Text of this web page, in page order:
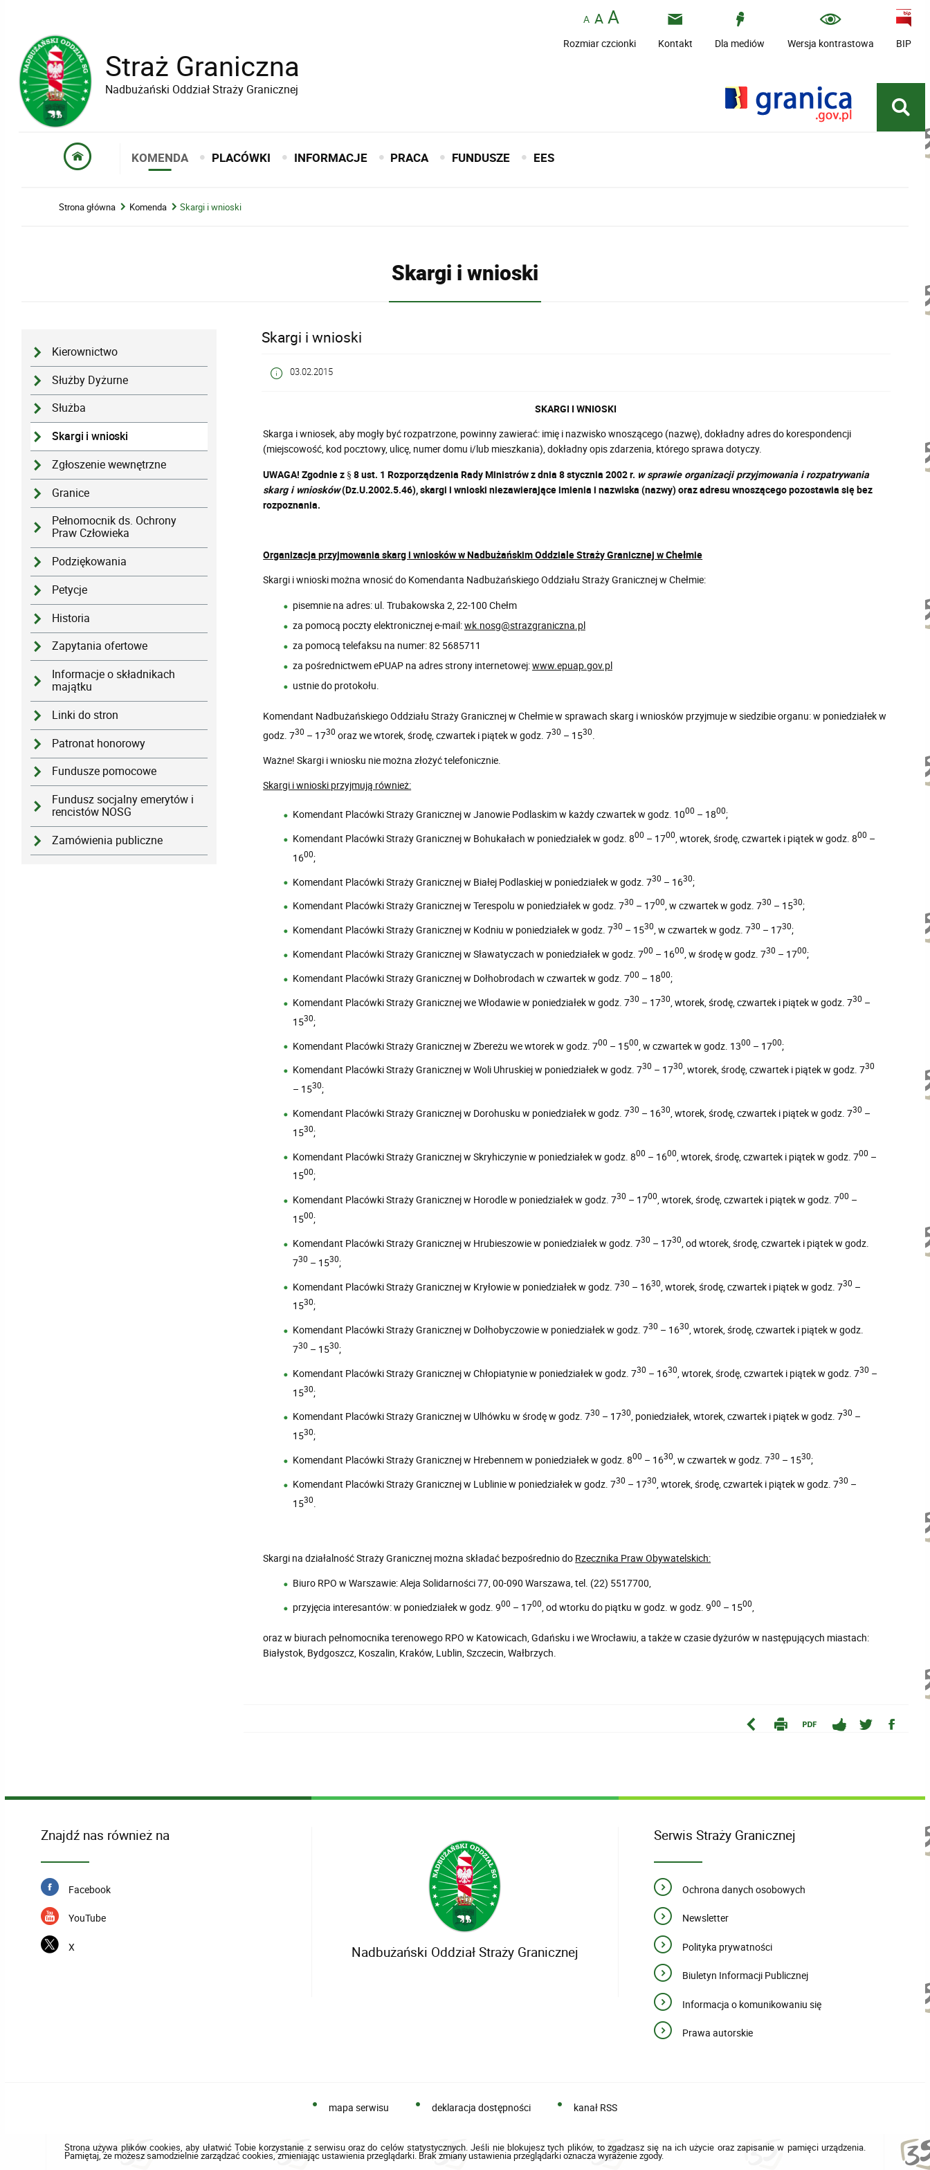
Straż Graniczna
Nadbużański Oddział Straży Granicznej
Rozmiar czcionki Kontakt Dla mediów Wersja kontrastowa BIP
KOMENDA PLACÓWKI INFORMACJE PRACA FUNDUSZE EES
Strona główna Komenda Skargi i wnioski
Skargi i wnioski
Kierownictwo
Służby Dyżurne
Służba
Skargi i wnioski
Zgłoszenie wewnętrzne
Granice
Pełnomocnik ds. Ochrony
Praw Człowieka
Podziękowania
Petycje
Historia
Zapytania ofertowe
Informacje o składnikach
majątku
Linki do stron
Patronat honorowy
Fundusze pomocowe
Fundusz socjalny emerytów i
rencistów NOSG
Zamówienia publiczne
Skargi i wnioski
03.02.2015
SKARGI I WNIOSKI
Skarga i wniosek, aby mogły być rozpatrzone, powinny zawierać: imię i nazwisko wnoszącego (nazwę), dokładny adres do korespondencji
(miejscowość, kod pocztowy, ulicę, numer domu i/lub mieszkania), dokładny opis zdarzenia, którego sprawa dotyczy.
UWAGA! Zgodnie z § 8 ust. 1 Rozporządzenia Rady Ministrów z dnia 8 stycznia 2002 r. w sprawie organizacji przyjmowania i rozpatrywania
skarg i wniosków(Dz.U.2002.5.46), skargi i wnioski niezawierające imienia i nazwiska (nazwy) oraz adresu wnoszącego pozostawia się bez
rozpoznania.
Organizacja przyjmowania skarg i wniosków w Nadbużańskim Oddziale Straży Granicznej w Chełmie
Skargi i wnioski można wnosić do Komendanta Nadbużańskiego Oddziału Straży Granicznej w Chełmie:
pisemnie na adres: ul. Trubakowska 2, 22-100 Chełm
za pomocą poczty elektronicznej e-mail:wk.nosg@strazgraniczna.pl
za pomocą telefaksu na numer: 82 5685711
za pośrednictwem ePUAP na adres strony internetowej:www.epuap.gov.pl
ustnie do protokołu.
Komendant Nadbużańskiego Oddziału Straży Granicznej w Chełmie w sprawach skarg i wniosków przyjmuje w siedzibie organu: w poniedziałek w
godz. 730 – 1730 oraz we wtorek, środę, czwartek i piątek w godz. 730 – 1530
Ważne! Skargi i wniosku nie można złożyć telefonicznie.
Skargi i wnioski przyjmują również:
Komendant Placówki Straży Granicznej w Janowie Podlaskim w każdy czwartek w godz. 1000 – 1800;
Komendant Placówki Straży Granicznej w Bohukałach w poniedziałek w godz. 800 – 1700 , wtorek, środę, czwartek i piątek w godz. 800 –
1600;
Komendant Placówki Straży Granicznej w Białej Podlaskiej w poniedziałek w godz. 730 – 1630;
Komendant Placówki Straży Granicznej w Terespolu w poniedziałek w godz. 730 – 1700, w czwartek w godz. 730 – 1530;
Komendant Placówki Straży Granicznej w Kodniu w poniedziałek w godz. 730 – 1530, w czwartek w godz. 730 – 1730;
Komendant Placówki Straży Granicznej w Sławatyczach w poniedziałek w godz. 700 – 1600, w środę w godz. 730 – 1700;
Komendant Placówki Straży Granicznej w Dołhobrodach w czwartek w godz. 700 – 1800;
Komendant Placówki Straży Granicznej we Włodawie w poniedziałek w godz. 730 – 1730 , wtorek, środę, czwartek i piątek w godz. 730 –
1530;
Komendant Placówki Straży Granicznej w Zbereżu we wtorek w godz. 700 – 1500 , w czwartek w godz. 1300 – 1700;
Komendant Placówki Straży Granicznej w Woli Uhruskiej w poniedziałek w godz. 730 – 1730, wtorek, środę, czwartek i piątek w godz. 730
– 1530;
Komendant Placówki Straży Granicznej w Dorohusku w poniedziałek w godz. 730 – 1630, wtorek, środę, czwartek i piątek w godz. 730 –
1530;
Komendant Placówki Straży Granicznej w Skryhiczynie w poniedziałek w godz. 800 – 1600 , wtorek, środę, czwartek i piątek w godz. 700 –
1500;
Komendant Placówki Straży Granicznej w Horodle w poniedziałek w godz. 730 – 1700, wtorek, środę, czwartek i piątek w godz. 700 –
1500;
Komendant Placówki Straży Granicznej w Hrubieszowie w poniedziałek w godz. 730 – 1730 , od wtorek, środę, czwartek i piątek w godz.
730 – 1530;
Komendant Placówki Straży Granicznej w Kryłowie w poniedziałek w godz. 730 – 1630 , wtorek, środę, czwartek i piątek w godz. 730 –
1530;
Komendant Placówki Straży Granicznej w Dołhobyczowie w poniedziałek w godz. 730 – 1630, wtorek, środę, czwartek i piątek w godz.
730 – 1530;
Komendant Placówki Straży Granicznej w Chłopiatynie w poniedziałek w godz. 730 – 1630 , wtorek, środę, czwartek i piątek w godz. 730 –
1530;
Komendant Placówki Straży Granicznej w Ulhówku w środę w godz. 730 – 1730, poniedziałek, wtorek, czwartek i piątek w godz. 730 –
1530;
Komendant Placówki Straży Granicznej w Hrebennem w poniedziałek w godz. 800 – 1630, w czwartek w godz. 730 – 1530;
Komendant Placówki Straży Granicznej w Lublinie w poniedziałek w godz. 730 – 1730 , wtorek, środę, czwartek i piątek w godz. 730 –
1530
Skargi na działalność Straży Granicznej można składać bezpośrednio do Rzecznika Praw Obywatelskich:
Biuro RPO w Warszawie: Aleja Solidarności 77, 00-090 Warszawa, tel. (22) 5517700,
przyjęcia interesantów: w poniedziałek w godz. 900 – 1700, od wtorku do piątku w godz. w godz. 900 – 1500,
oraz w biurach pełnomocnika terenowego RPO w Katowicach, Gdańsku i we Wrocławiu, a także w czasie dyżurów w następujących miastach:
Białystok, Bydgoszcz, Koszalin, Kraków, Lublin, Szczecin, Wałbrzych.
Znajdź nas również na
Facebook
YouTube
X Nadbużański Oddział Straży Granicznej
Serwis Straży Granicznej
Ochrona danych osobowych
Newsletter
Polityka prywatności
Biuletyn Informacji Publicznej
Informacja o komunikowaniu się
Prawa autorskie
mapa serwisu deklaracja dostępności kanał RSS
Strona używa plików cookies, aby ułatwić Tobie korzystanie z serwisu oraz do celów statystycznych. Jeśli nie blokujesz tych plików, to zgadzasz się na ich użycie oraz zapisanie w pamięci urządzenia.
Pamiętaj, że możesz samodzielnie zarządzać cookies, zmieniając ustawienia przeglądarki. Brak zmiany ustawienia przeglądarki oznacza wyrażenie zgody.